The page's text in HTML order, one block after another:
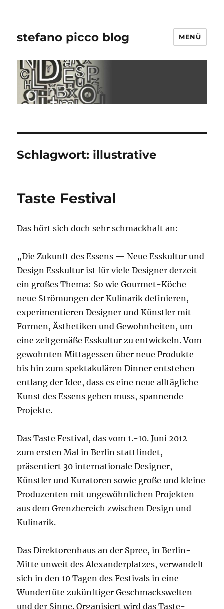
stefano picco blog MENÜ
Schlagwort: illustrative
Taste Festival
Das hört sich doch sehr schmackhaft an:
„Die Zukunft des Essens — Neue Esskultur und
Design Esskultur ist für viele Designer derzeit
ein großes Thema: So wie Gourmet-Köche
neue Strömungen der Kulinarik definieren,
experimentieren Designer und Künstler mit
Formen, Ästhetiken und Gewohnheiten, um
eine zeitgemäße Esskultur zu entwickeln. Vom
gewohnten Mittagessen über neue Produkte
bis hin zum spektakulären Dinner entstehen
entlang der Idee, dass es eine neue alltägliche
Kunst des Essens geben muss, spannende
Projekte.
Das Taste Festival, das vom 1.-10. Juni 2012
zum ersten Mal in Berlin stattfindet,
präsentiert 30 internationale Designer,
Künstler und Kuratoren sowie große und kleine
Produzenten mit ungewöhnlichen Projekten
aus dem Grenzbereich zwischen Design und
Kulinarik.
Das Direktorenhaus an der Spree, in Berlin-
Mitte unweit des Alexanderplatzes, verwandelt
sich in den 10 Tagen des Festivals in eine
Wundertüte zukünftiger Geschmackswelten
und der Sinne. Organisiert wird das Taste-